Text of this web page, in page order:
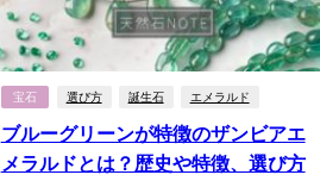
宝石 選び方 誕生石 エメラルド
ブルーグリーンが特徴のザンビアエ
メラルドとは？歴史や特徴、選び方